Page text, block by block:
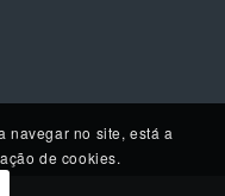
navegar no site, está a
de cookies.